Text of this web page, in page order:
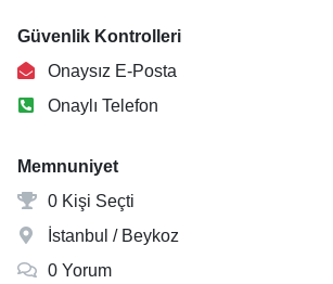
Güvenlik Kontrolleri
Onaysız E-Posta
Onaylı Telefon
Memnuniyet
0 Kişi Seçti
İstanbul / Beykoz
0 Yorum